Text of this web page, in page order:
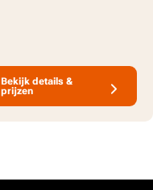
Bekijk details &
prijzen